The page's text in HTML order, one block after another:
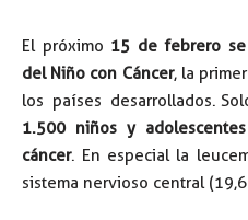
El próximo 15 de febrero
del Niño con Cáncer, la
los países desarrollados.
1.500 niños y
cáncer. En especial la
sistema nervioso central